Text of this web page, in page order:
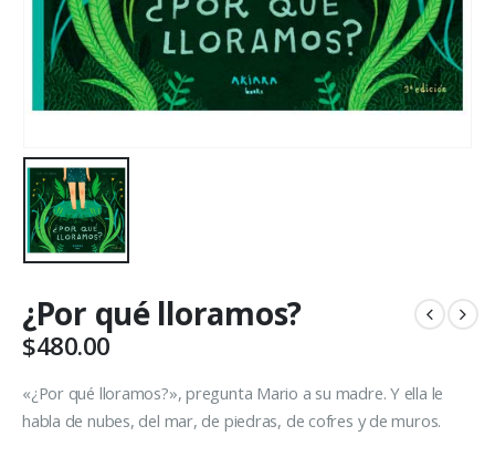
¿Por qué lloramos?
$480.00
«¿Por qué lloramos?», pregunta Mario a su madre. Y ella le
habla de nubes, del mar, de piedras, de cofres y de muros.